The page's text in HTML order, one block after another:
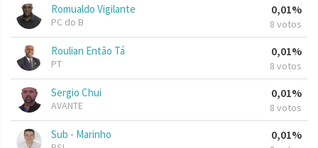
Romualdo Vigilante
PC do B
0,01%
8 votos
Roulian Então Tá
PT
0,01%
8 votos
Sergio Chui
AVANTE
0,01%
8 votos
Sub - Marinho 0,01%